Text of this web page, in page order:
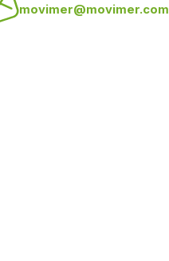
movimer@movimer.com